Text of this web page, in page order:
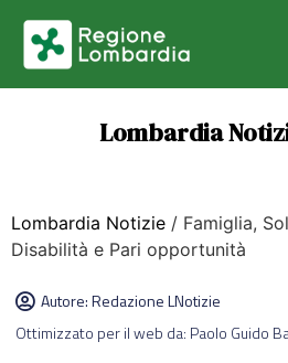
Lombardia
Lombardia Notizie / Famiglia,
Disabilità e Pari opportunità
Autore:Redazione LNotizie
Ottimizzato per il web da: Paolo Guido